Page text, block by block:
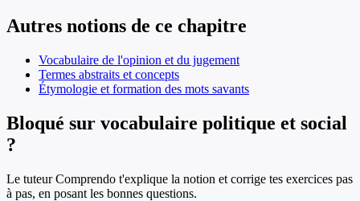
Autres notions de ce chapitre
Vocabulaire de l'opinion et du jugement
Termes abstraits et concepts
Étymologie et formation des mots savants
Bloqué sur vocabulaire politique et social
?
Le tuteur Comprendo t'explique la notion et corrige tes exercices pas
à pas, en posant les bonnes questions.